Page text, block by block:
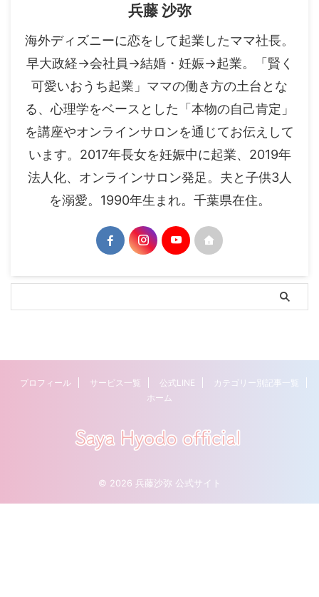
兵藤 沙弥
海外ディズニーに恋をして起業したママ社長。
早大政経→会社員→結婚・妊娠→起業。「賢く
可愛いおうち起業」ママの働き方の土台とな
る、心理学をベースとした「本物の自己肯定」
を講座やオンラインサロンを通じてお伝えして
います。2017年長女を妊娠中に起業、2019年
法人化、オンラインサロン発足。夫と子供3人
を溺愛。1990年生まれ。千葉県在住。
プロフィール サービス一覧 公式LINE
カテゴリー別記事一覧
ホーム
© 2026 兵藤沙弥 公式サイト